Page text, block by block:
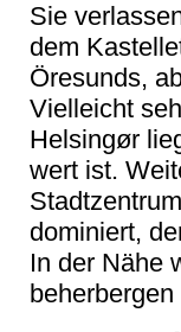
Sie
dem
Öresunds,
Vielleicht
Helsingør
wert ist.
dominiert,
In der Nähe